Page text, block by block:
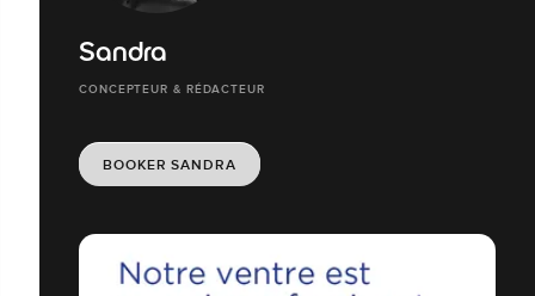
Sandra
CONCEPTEUR & RÉDACTEUR
BOOKER SANDRA